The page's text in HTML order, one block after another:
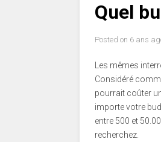
Quel
Posted on 6 ans
Les mêmes
Considéré
pourrait coûter
importe votre
entre 500 et
recherchez.